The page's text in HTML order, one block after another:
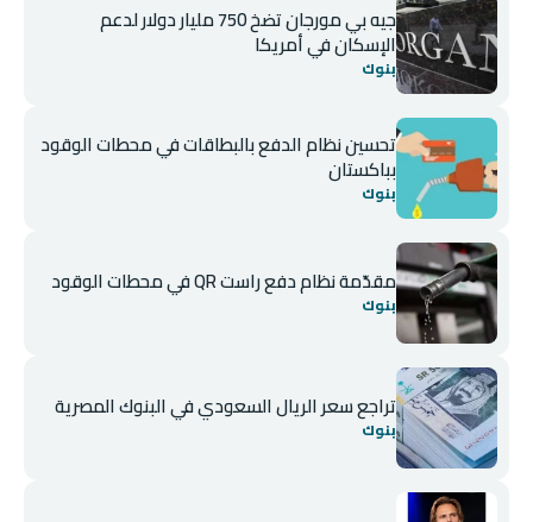
جيه بي مورجان تضخ 750 مليار دولار لدعم
الإسكان في أمريكا
بنوك
تحسين نظام الدفع بالبطاقات في محطات الوقود
بباكستان
بنوك
مقدّمة نظام دفع راست QR في محطات الوقود
بنوك
تراجع سعر الريال السعودي في البنوك المصرية
بنوك